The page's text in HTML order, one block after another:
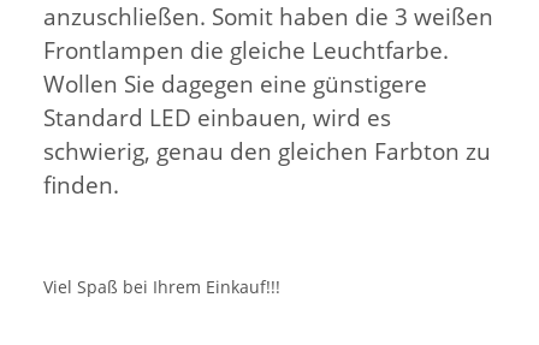
anzuschließen. Somit haben die 3 weißen
Frontlampen die gleiche Leuchtfarbe.
Wollen Sie dagegen eine günstigere
Standard LED einbauen, wird es
schwierig, genau den gleichen Farbton zu
finden.
Viel Spaß bei Ihrem Einkauf!!!